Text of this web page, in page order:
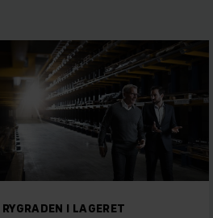
RYGRADEN I LAGERET